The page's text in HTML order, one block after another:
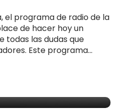
el programa de radio de la
de hacer hoy un
todas las dudas que
Este programa...